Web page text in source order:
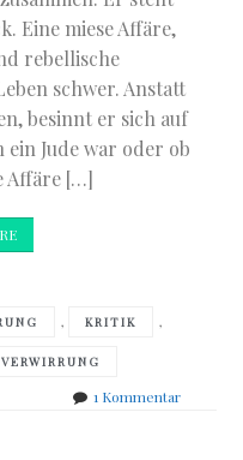
Eine miese Affäre,
rebellische
schwer. Anstatt
besinnt er sich auf
Jude war oder ob
Affäre […]
, KRITIK ,
VERWIRRUNG
1 Kommentarzu